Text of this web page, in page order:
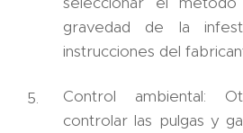
gravedad de la
instrucciones del
Control ambiental:
controlar las pulgas y